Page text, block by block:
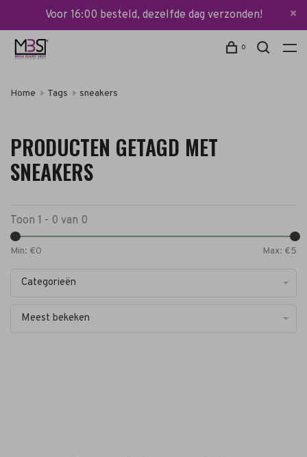
Voor 16:00 besteld, dezelfde dag verzonden!
0
Home Tags sneakers
PRODUCTEN GETAGD MET
SNEAKERS
Toon 1 - 0 van 0
Min: €0 Max: €5
Categorieën
Meest bekeken